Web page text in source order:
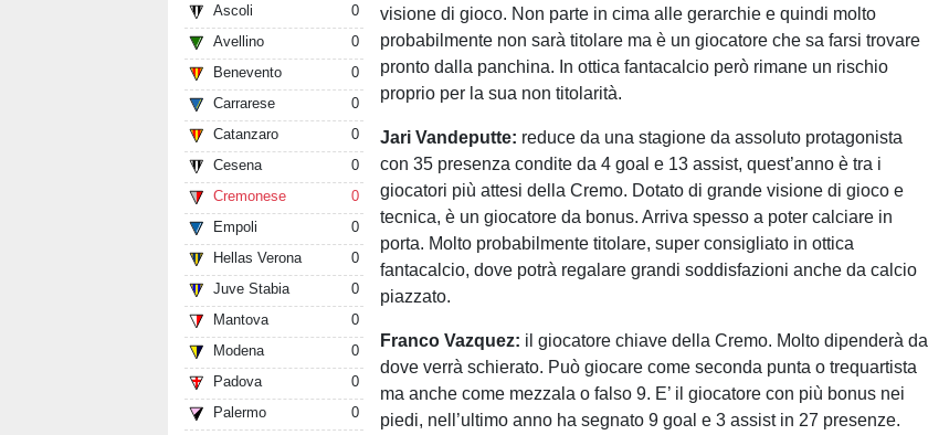
Ascoli
0
Avellino
0
Benevento
0
Carrarese
0
Catanzaro
0
Cesena
0
Cremonese
0
Empoli
0
Hellas Verona
0
Juve Stabia
0
Mantova
0
Modena
0
Padova
0
Palermo
0
visione di gioco. Non parte in cima alle gerarchie e quindi molto
probabilmente non sarà titolare ma è un giocatore che sa farsi trovare
pronto dalla panchina. In ottica fantacalcio però rimane un rischio
proprio per la sua non titolarità.
Jari Vandeputte: reduce da una stagione da assoluto protagonista
con 35 presenza condite da 4 goal e 13 assist, quest’anno è tra i
giocatori più attesi della Cremo. Dotato di grande visione di gioco e
tecnica, è un giocatore da bonus. Arriva spesso a poter calciare in
porta. Molto probabilmente titolare, super consigliato in ottica
fantacalcio, dove potrà regalare grandi soddisfazioni anche da calcio
piazzato.
Franco Vazquez: il giocatore chiave della Cremo. Molto dipenderà da
dove verrà schierato. Può giocare come seconda punta o trequartista
ma anche come mezzala o falso 9. E’ il giocatore con più bonus nei
piedi, nell’ultimo anno ha segnato 9 goal e 3 assist in 27 presenze.